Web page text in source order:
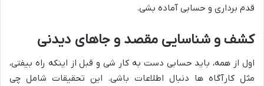
قدم برداری و حسابی آماده بشی.
کشف و شناسایی مقصد و جاهای دیدنی
اول از همه، باید حسابی دست به کار شی و قبل از اینکه راه بیفتی،
مثل کارآگاه ها دنبال اطلاعات باشی. این تحقیقات شامل چی